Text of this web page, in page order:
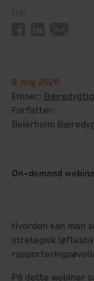
8. maj 2026
Emner:
Forfatter:
Beierholm
On-demand
Hvordan kan man
strategisk
På dette webinar